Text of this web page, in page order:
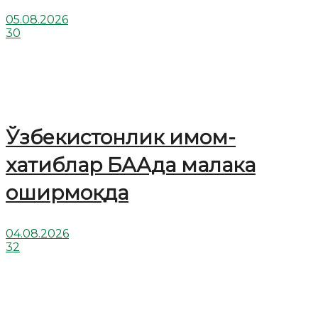
05.08.2026
30
Ўзбекистонлик имом-
хатиблар БААда малака
оширмоқда
04.08.2026
32